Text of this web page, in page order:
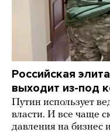
Российская
выходит из-под
Путин использует
власти. И все чаще
давления на бизнес